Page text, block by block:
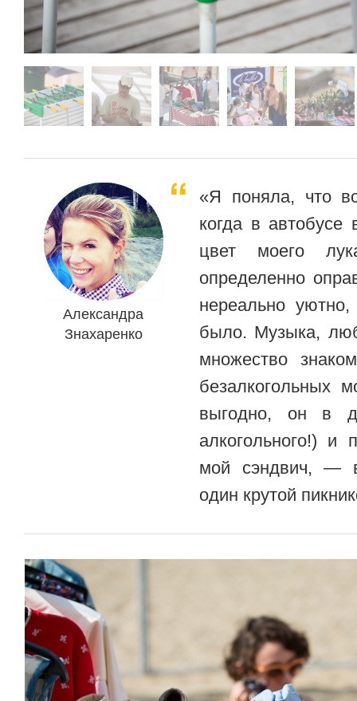
Александра
Знахаренко
«Я поняла, что
когда в
цвет моего
определенно
нереально
было. Музыка,
множество
безалкогольных
выгодно, он в
алкогольного!) и
мой сэндвич, —
один крутой